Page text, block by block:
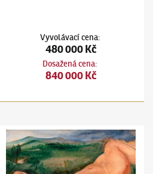
Vyvolávací cena:
480 000 Kč
Dosažená cena:
840 000 Kč
Jiří Kars(1880–1945)Akt v krajině